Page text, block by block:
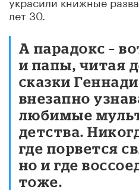
лет 30.
А парадокс –
и папы, читая
сказки
внезапно
любимые
детства.
где порвется
но и где
тоже.